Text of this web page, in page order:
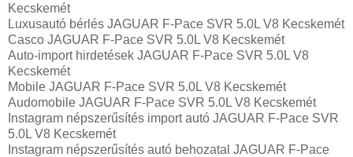
Kecskemét
Luxusautó bérlés JAGUAR F-Pace SVR 5.0L V8 Kecskemét
Casco JAGUAR F-Pace SVR 5.0L V8 Kecskemét
Auto-import hirdetések JAGUAR F-Pace SVR 5.0L V8
Kecskemét
Mobile JAGUAR F-Pace SVR 5.0L V8 Kecskemét
Audomobile JAGUAR F-Pace SVR 5.0L V8 Kecskemét
Instagram népszerűsítés import autó JAGUAR F-Pace SVR
5.0L V8 Kecskemét
Instagram népszerűsítés autó behozatal JAGUAR F-Pace